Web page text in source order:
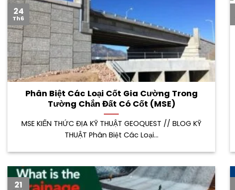
Phân Biệt Các Loại Cốt Gia Cường Trong
Tường Chắn Đất Có Cốt (MSE)
MSE KIẾN THỨC ĐỊA KỸ THUẬT GEOQUEST // BLOG KỸ
THUẬT Phân Biệt Các Loại...
24
Th6
21